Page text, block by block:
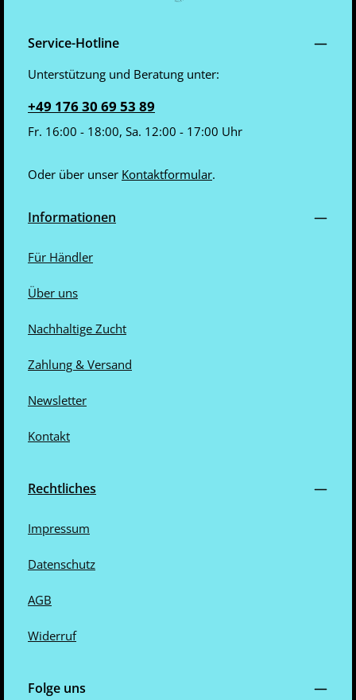
Service-Hotline
Unterstützung und Beratung unter:
+49 176 30 69 53 89
Fr. 16:00 - 18:00, Sa. 12:00 - 17:00 Uhr
Oder über unser Kontaktformular.
Informationen
Für Händler
Über uns
Nachhaltige Zucht
Zahlung & Versand
Newsletter
Kontakt
Rechtliches
Impressum
Datenschutz
AGB
Widerruf
Folge uns